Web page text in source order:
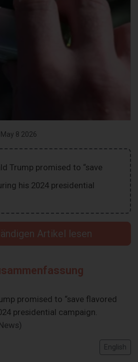
May 8 2026
Trump promised to “save
his 2024 presidential
Artikel lesen
promised to “save flavored
presidential campaign.
English